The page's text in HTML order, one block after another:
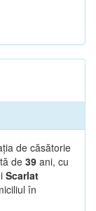
de căsătorie
de 39 ani, cu
Scarlat
în